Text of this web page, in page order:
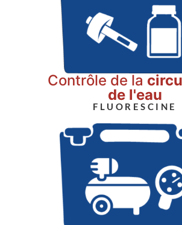
Contrôle de la
de l'eau
FLUORESCINE